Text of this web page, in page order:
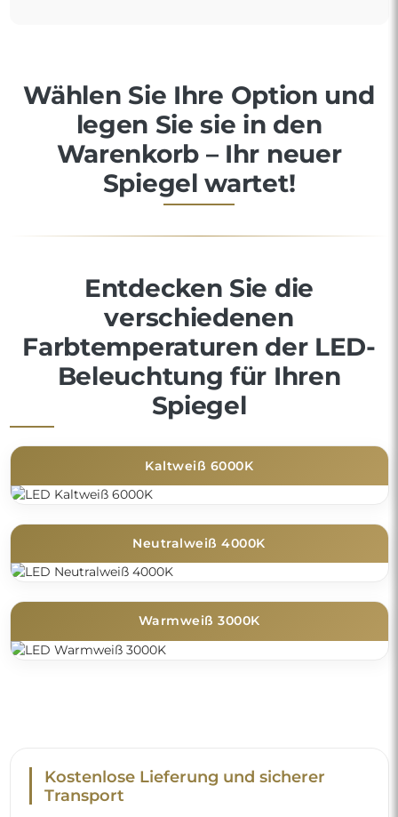
Wählen Sie Ihre Option und
legen Sie sie in den
Warenkorb – Ihr neuer
Spiegel wartet!
Entdecken Sie die
verschiedenen
Farbtemperaturen der LED-
Beleuchtung für Ihren
Spiegel
Kaltweiß 6000K
Neutralweiß 4000K
Warmweiß 3000K
Kostenlose Lieferung und sicherer
Transport